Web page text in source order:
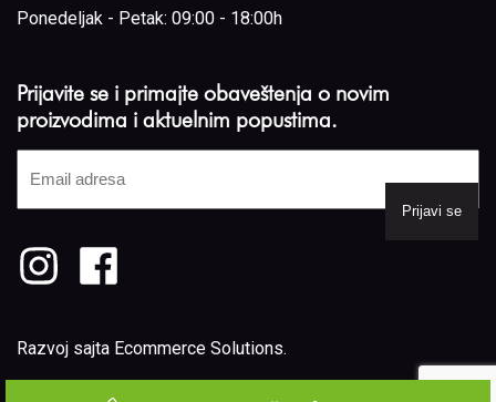
Ponedeljak - Petak: 09:00 - 18:00h
Prijavite se i primajte obaveštenja o novim
proizvodima i aktuelnim popustima.
adresa
Razvoj sajta Ecommerce Solutions.